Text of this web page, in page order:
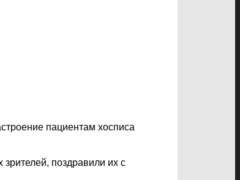
пациентам хосписа
поздравили их с